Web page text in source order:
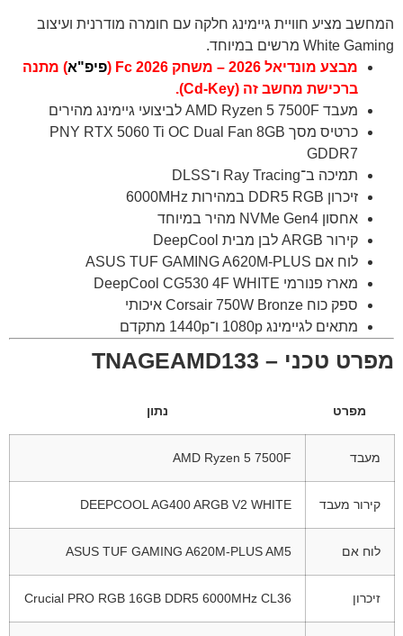
המחשב מציע חוויית גיימינג חלקה עם חומרה מודרנית ועיצוב
White Gaming מרשים במיוחד.
מבצע מונדיאל 2026 – משחק Fc 2026 (
פיפ"א) מתנה
ברכישת מחשב זה (Cd-Key).
מעבד AMD Ryzen 5 7500F לביצועי גיימינג מהירים
כרטיס מסך PNY RTX 5060 Ti OC Dual Fan 8GB
GDDR7
תמיכה ב־Ray Tracing ו־DLSS
זיכרון DDR5 RGB במהירות 6000MHz
אחסון NVMe Gen4 מהיר במיוחד
קירור ARGB לבן מבית DeepCool
לוח אם ASUS TUF GAMING A620M-PLUS
מארז פנורמי DeepCool CG530 4F WHITE
ספק כוח Corsair 750W Bronze איכותי
מתאים לגיימינג 1080p ו־1440p מתקדם
מפרט טכני – TNAGEAMD133
מפרט נתון
מעבד AMD Ryzen 5 7500F
קירור מעבד DEEPCOOL AG400 ARGB V2 WHITE
לוח אם ASUS TUF GAMING A620M-PLUS AM5
זיכרון Crucial PRO RGB 16GB DDR5 6000MHz CL36